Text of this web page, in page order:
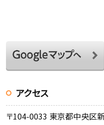
アクセス
〒104-0033 東京都中央区